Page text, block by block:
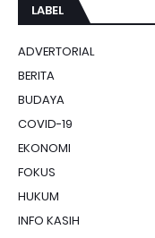
LABEL
ADVERTORIAL
BERITA
BUDAYA
COVID-19
EKONOMI
FOKUS
HUKUM
INFO KASIH